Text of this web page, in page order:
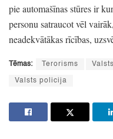
pie automašīnas stūres ir
personu satraucot vēl vairāk,
neadekvātākas rīcības,
Tēmas: Terorisms
Valsts policija